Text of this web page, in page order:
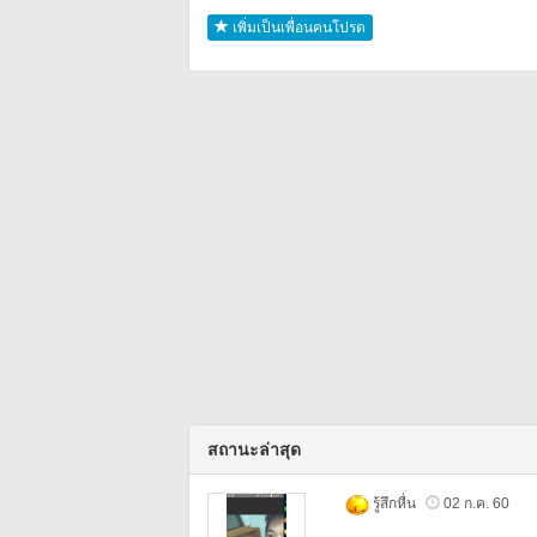
เพิ่มเป็นเพื่อนคนโปรด
สถานะล่าสุด
รู้สึกหื่น 02 ก.ค. 60